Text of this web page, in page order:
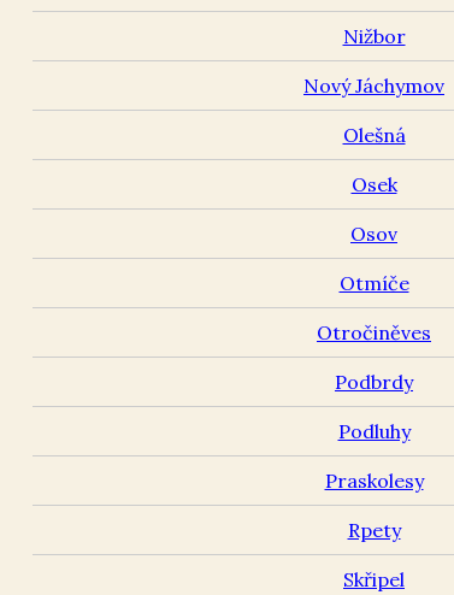
Nižbor
Nový Jáchymov
Olešná
Osek
Osov
Otmíče
Otročiněves
Podbrdy
Podluhy
Praskolesy
Rpety
Skřipel